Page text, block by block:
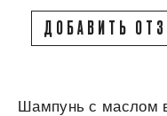
ДОБАВИТЬ
Шампунь с маслом